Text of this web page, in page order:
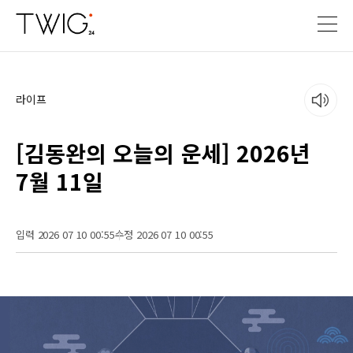
라이프
[김동완의 오늘의 운세] 2026년
7월 11일
입력 2026 07 10 00:55수정 2026 07 10 00:55